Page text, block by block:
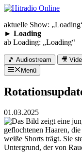
Zum
springen
aktuelle Show: „Loading
► Loading
ab Loading: „Loading“
🎵 Audiostream
🎥
Menü
01.03.2025